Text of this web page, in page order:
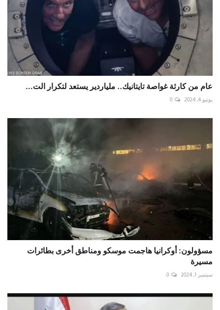
عام من كارثة غواصة تايتانيك.. ملياردير يستعد لتكرار الت...
يونيو 4, 2024 0
مسؤولون: أوكرانيا هاجمت موسكو ومناطق أخرى بطائرات
مسيرة
سبتمبر 1, 2024 0